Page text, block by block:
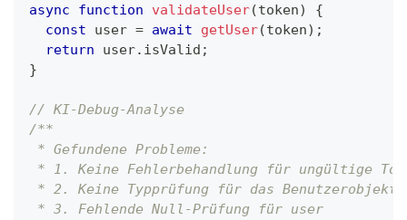
async
function validateUser(token)
{
const user = await getUser(token) ;
return user. isValid ;
}
// KI-Debug-Analyse
/**
* Gefundene Probleme:
* 1. Keine Fehlerbehandlung für ungültige
* 2. Keine Typprüfung für das Benutzerobjekt
* 3. Fehlende Null-Prüfung für user